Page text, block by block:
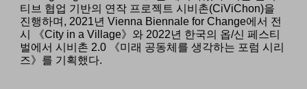
티브 협업 기반의 연작 프로젝트 시비촌(CiViChon)을
진행하며, 2021년 Vienna Biennale for Change에서 전
시 《City in a Village》와 2022년 한국의 옵/신 페스티
벌에서 시비촌 2.0 《미래 공동체를 생각하는 포럼 시리
즈》를 기획했다.